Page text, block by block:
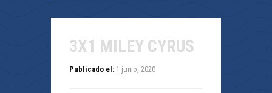
3X1 MILEY CYRUS
Publicado el: 1 junio, 2020